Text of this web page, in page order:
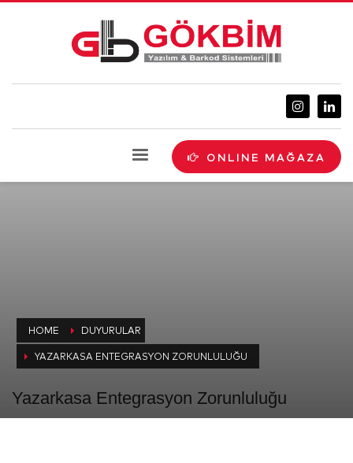
ONLINE MAĞAZA
HOME DUYURULAR
YAZARKASA ENTEGRASYON ZORUNLULUĞU
Yazarkasa Entegrasyon Zorunluluğu